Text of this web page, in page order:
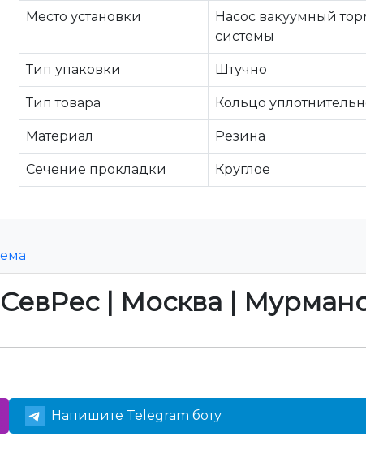
Место установки
Насос вакуумный
системы
Тип упаковки Штучно
Тип товара Кольцо
Материал Резина
Сечение прокладки Круглое
СевРес | Москва |
Напишите Telegram боту